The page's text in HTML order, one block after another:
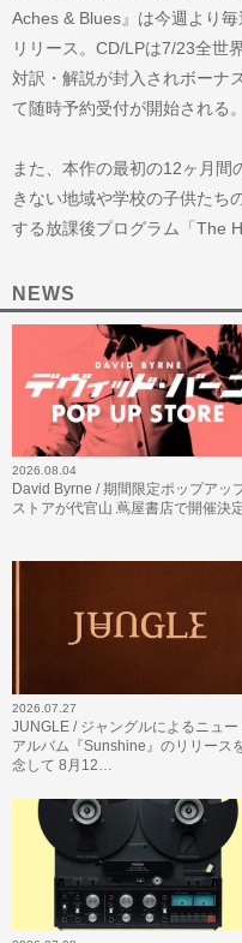
Aches & Blues』は今週より
リリース。CD/LPは7/23全世
対訳・解説が封入されボーナ
て随時予約受付が開始される。
また、本作の最初の12ヶ月
きない地域や学校の子供たち
する放課後プログラム「The
NEWS
2026.08.04
David Byrne / 期間限定ポップアッ
ストアが代官山 蔦屋書店で開催決
2026.07.27
JUNGLE / ジャングルによるニュー
アルバム『Sunshine』のリリース
念して 8月12…